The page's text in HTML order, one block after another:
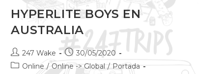
HYPERLITE BOYS EN
AUSTRALIA
247 Wake
30/05/2020
Online / Online -> Global / Portada